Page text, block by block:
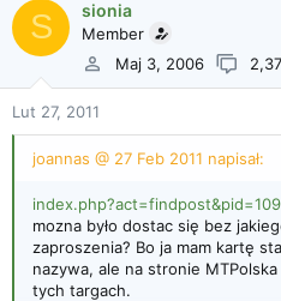
S sionia
Member
Maj 3, 2006
Lut 27, 2011
joannas @ 27 Feb 2011 napisał:
mozna było dostac się bez
zaproszenia? Bo ja mam kartę
nazywa, ale na stronie
tych targach.